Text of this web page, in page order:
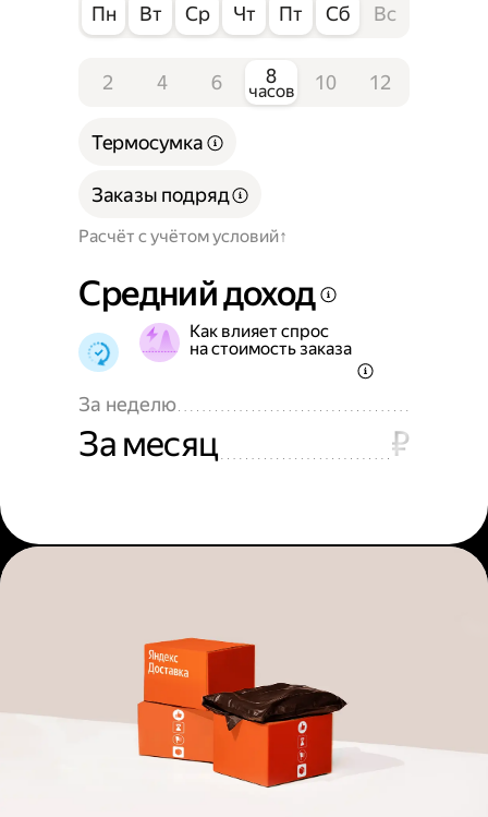
Пн Вт Ср Чт Пт Сб Вс
2 4 6 8
часов 10 12
Расчёт с учётом условий
Термосумка
Заказы подряд
Средний доход
Как влияет спрос
на стоимость заказа
За неделю
За месяц ₽